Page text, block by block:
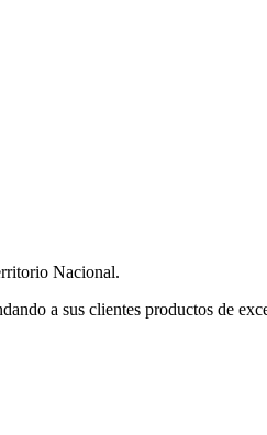
Nacional.
a sus clientes productos de